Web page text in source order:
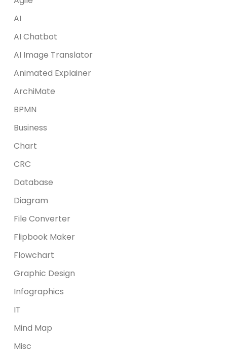
AI
AI Chatbot
AI Image Translator
Animated Explainer
ArchiMate
BPMN
Business
Chart
CRC
Database
Diagram
File Converter
Flipbook Maker
Flowchart
Graphic Design
Infographics
IT
Mind Map
Misc